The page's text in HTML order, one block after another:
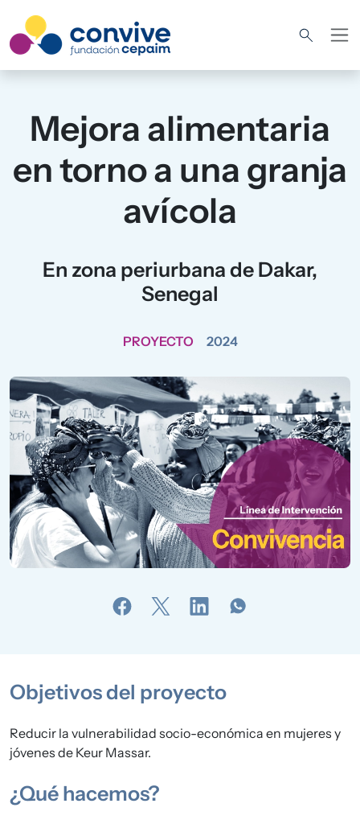
Mejora alimentaria
en torno a una granja
avícola
En zona periurbana de Dakar,
Senegal
PROYECTO 2024
Objetivos del proyecto
Reducir la vulnerabilidad socio-económica en mujeres y
jóvenes de Keur Massar.
¿Qué hacemos?